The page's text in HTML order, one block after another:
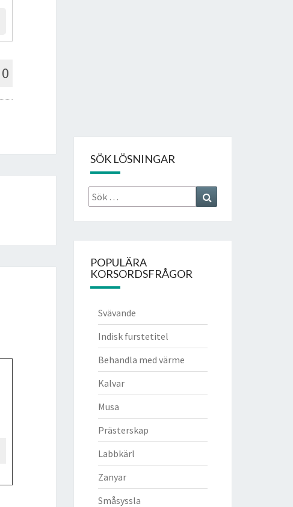
0
SÖK LÖSNINGAR
Sök
efter:
POPULÄRA
KORSORDSFRÅGOR
Svävande
Indisk furstetitel
Behandla med värme
Kalvar
Musa
Prästerskap
Labbkärl
Zanyar
Småsyssla